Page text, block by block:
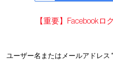
【重要】Facebook
ユーザー名またはメールアドレス*